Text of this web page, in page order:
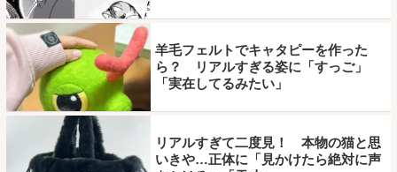
羊毛フェルトでキャタピーを作った
ら？ リアルすぎる姿に「すっご」
「実在してるみたい」
リアルすぎて二度見！ 本物の猫と思
いきや…正体に「見かけたら絶対に声